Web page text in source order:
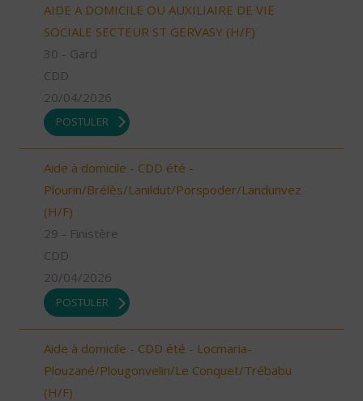
AIDE A DOMICILE OU AUXILIAIRE DE VIE
SOCIALE SECTEUR ST GERVASY (H/F)
30 - Gard
CDD
20/04/2026
POSTULER
Aide à domicile - CDD été -
Plourin/Brélès/Lanildut/Porspoder/Landunvez
(H/F)
29 - Finistère
CDD
20/04/2026
POSTULER
Aide à domicile - CDD été - Locmaria-
Plouzané/Plougonvelin/Le Conquet/Trébabu
(H/F)